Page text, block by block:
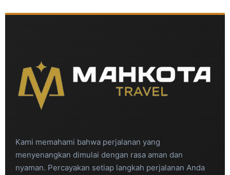
Kami memahami bahwa perjalanan yang
menyenangkan dimulai dengan rasa aman dan
nyaman. Percayakan setiap langkah perjalanan Anda